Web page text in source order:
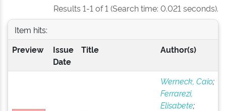
Results 1-1 of 1 (Search time: 0.021 seconds).
Item hits:
Preview
Issue
Date
Title Author(s)
Werneck, Caio;
Ferrarezi,
Elisabete;